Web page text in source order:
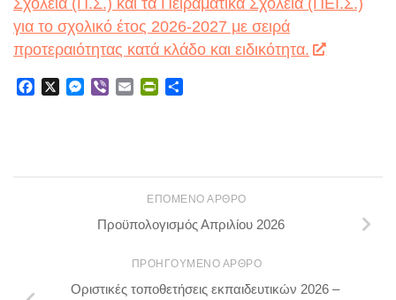
για το σχολικό έτος 2026-2027 με σειρά
προτεραιότητας κατά κλάδο και ειδικότητα.
FacebookMessenger
Viber EmailPrintFriendly
ΕΠΌΜΕΝΟ ΆΡΘΡΟ
Προϋπολογισμός Απριλίου 2026
ΠΡΟΗΓΟΎΜΕΝΟ ΆΡΘΡΟ
Οριστικές τοποθετήσεις εκπαιδευτικών 2026 –